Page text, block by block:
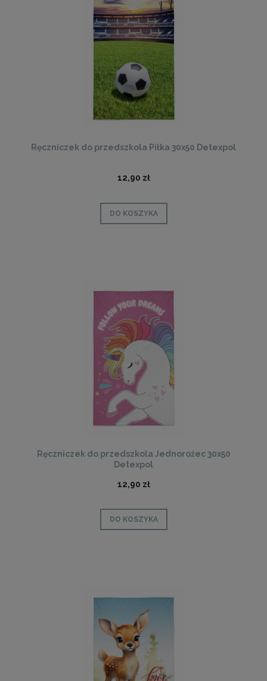
Ręczniczek do przedszkola Piłka 30x50 Detexpol
12,90 zł
DO KOSZYKA
Ręczniczek do przedszkola Jednorożec 30x50
Detexpol
12,90 zł
DO KOSZYKA